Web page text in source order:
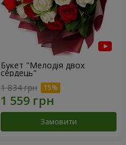
Букет "Мелодія двох
сердець"
1 834 грн
Замовити